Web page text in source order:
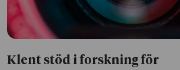
Klent stöd i forskning för